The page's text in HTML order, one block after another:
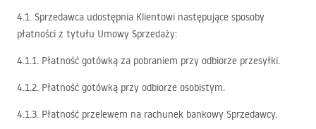
4.1. Sprzedawca udostępnia Klientowi następujące sposoby
płatności z tytułu Umowy Sprzedaży:
4.1.1. Płatność gotówką za pobraniem przy odbiorze przesyłki.
4.1.2. Płatność gotówką przy odbiorze osobistym.
4.1.3. Płatność przelewem na rachunek bankowy Sprzedawcy.